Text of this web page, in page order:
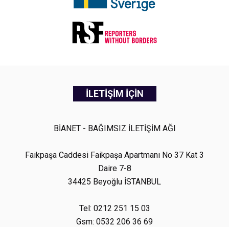
İLETİŞİM İÇİN
BİANET - BAĞIMSIZ İLETİŞİM AĞI
Faikpaşa Caddesi Faikpaşa Apartmanı No 37 Kat 3
Daire 7-8
34425 Beyoğlu İSTANBUL
Tel: 0212 251 15 03
Gsm: 0532 206 36 69